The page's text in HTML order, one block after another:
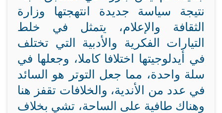
نتيجة سياسة جديدة انتهجتها وزارة
الثقافة والإعلام، يتمثل في خلط
التيارات الفكرية والأدبية التي تختلف
في أيدلوجيتها اختلافا كاملا، وجعلها في
سلة واحدة، مما جعل التوتر هو السائد
في عدد من الأندية، والخلافات تقفز هنا
وهناك طافية على الساحة، تشي بخلاف